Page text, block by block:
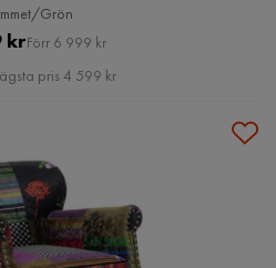
Grön
Pris
krOriginal
Pris
Förr 6 999 kr
pris 4 599 kr